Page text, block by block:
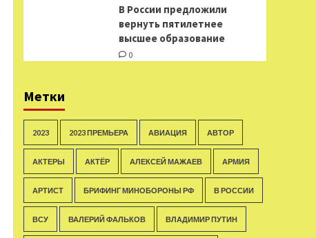
В России предложили
вернуть пятилетнее
высшее образование
0
Метки
2023 2023 ПРЕМЬЕРА АВИАЦИЯ АВТОР
АКТЕРЫ АКТЁР АЛЕКСЕЙ МАЖАЕВ АРМИЯ
АРТИСТ БРИФИНГ МИНОБОРОНЫ РФ В РОССИИ
ВСУ ВАЛЕРИЙ ФАЛЬКОВ ВЛАДИМИР ПУТИН